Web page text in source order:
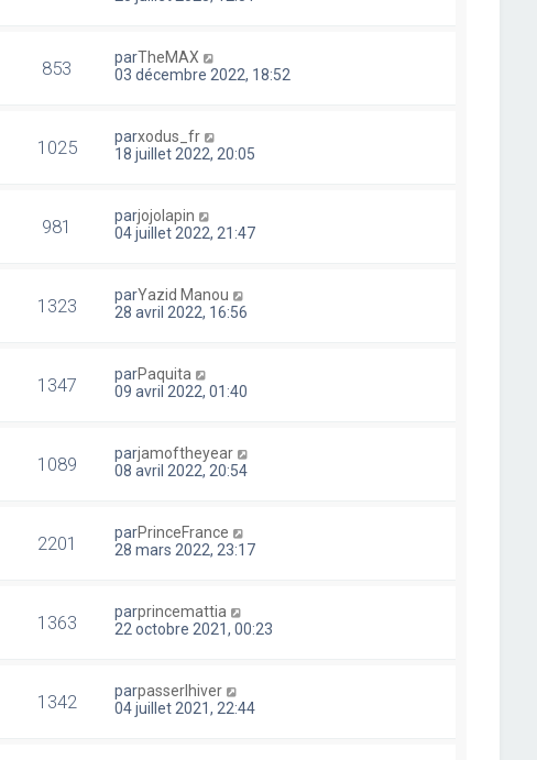
853 parTheMAX
03 décembre 2022, 18:52
1025 parxodus_fr
18 juillet 2022, 20:05
981 parjojolapin
04 juillet 2022, 21:47
1323 parYazid Manou
28 avril 2022, 16:56
1347 parPaquita
09 avril 2022, 01:40
1089 parjamoftheyear
08 avril 2022, 20:54
2201 parPrinceFrance
28 mars 2022, 23:17
1363 parprincemattia
22 octobre 2021, 00:23
1342 parpasserlhiver
04 juillet 2021, 22:44